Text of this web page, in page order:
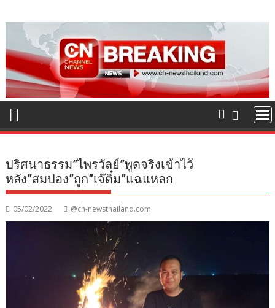
to
content
ปริศนาธรรม”ไพรวัลย์”พูดจริงเข้าไว้
หลัง”สมปอง”ถูก”เจ๊ติ๋ม”แฉแหลก
05/02/2022 @ch-newsthailand.com